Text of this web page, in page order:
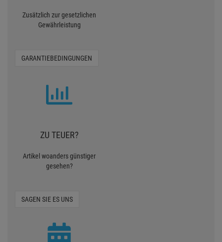
Zusätzlich zur gesetzlichen
Gewährleistung
GARANTIEBEDINGUNGEN
ZU TEUER?
Artikel woanders günstiger
gesehen?
SAGEN SIE ES UNS